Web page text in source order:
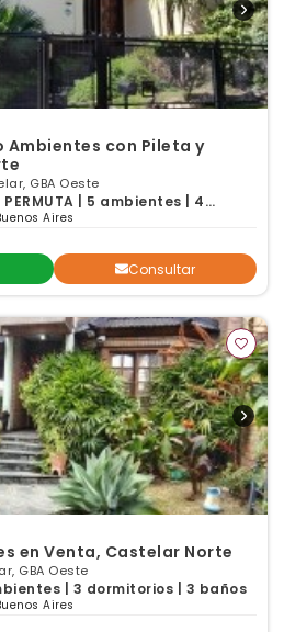
Ambientes con Pileta y
GBA Oeste
PERMUTA | 5 ambientes | 4
Aires
Consultar
en Venta, Castelar Norte
GBA Oeste
| 3 dormitorios | 3 baños
Aires